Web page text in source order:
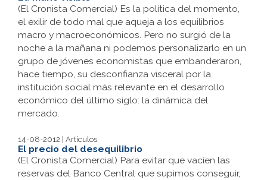
(El Cronista Comercial) Es la política del momento,
el exilir de todo mal que aqueja a los equilibrios
macro y macroeconómicos. Pero no surgió de la
noche a la mañana ni podemos personalizarlo en un
grupo de jóvenes economistas que embanderaron,
hace tiempo, su desconfianza visceral por la
institución social más relevante en el desarrollo
económico del último siglo: la dinámica del
mercado.
14-08-2012 | Artículos
El precio del desequilibrio
(El Cronista Comercial) Para evitar que vacíen las
reservas del Banco Central que supimos conseguir,